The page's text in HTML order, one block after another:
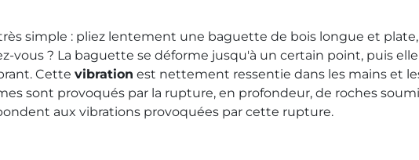
simple : pliez lentement une baguette de bois longue et
vous ? La baguette se déforme jusqu'à un certain point, puis
Cette vibration est nettement ressentie dans les mains et
sont provoqués par la rupture, en profondeur, de roches
aux vibrations provoquées par cette rupture.